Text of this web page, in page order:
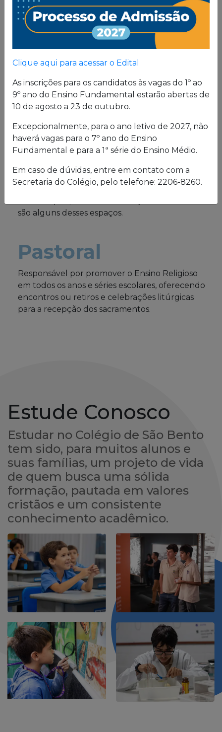
Proposta
Pedagógica
formação, pautada em valores cristãos e um
consistente conhecimento acadêmico.
Estrutura física
O Colégio oferece uma excelente estrutura para
atender a seus alunos em período integral.
Laboratórios de Química, Física e Biologia; salas
de leitura e de grupo; biblioteca; cybersala;
auditórios; complexo esportivo; piscina
são alguns desses espaços.
Pastoral
Responsável por promover o Ensino Religioso
em todos os anos e séries escolares, oferecendo
encontros ou retiros e celebrações litúrgicas
para a recepção dos sacramentos.
Estude Conosco
Estudar no Colégio de São Bento
tem sido, para muitos alunos e
suas famílias, um projeto de vida
de quem busca uma sólida
formação, pautada em valores
cristãos e um consistente
conhecimento acadêmico.
Clique aqui para acessar o Edital
As inscrições para os candidatos às vagas do 1º ao
9º ano do Ensino Fundamental estarão abertas de
10 de agosto a 23 de outubro.
Excepcionalmente, para o ano letivo de 2027, não
haverá vagas para o 7º ano do Ensino
Fundamental e para a 1ª série do Ensino Médio.
Em caso de dúvidas, entre em contato com a
Secretaria do Colégio, pelo telefone: 2206-8260.